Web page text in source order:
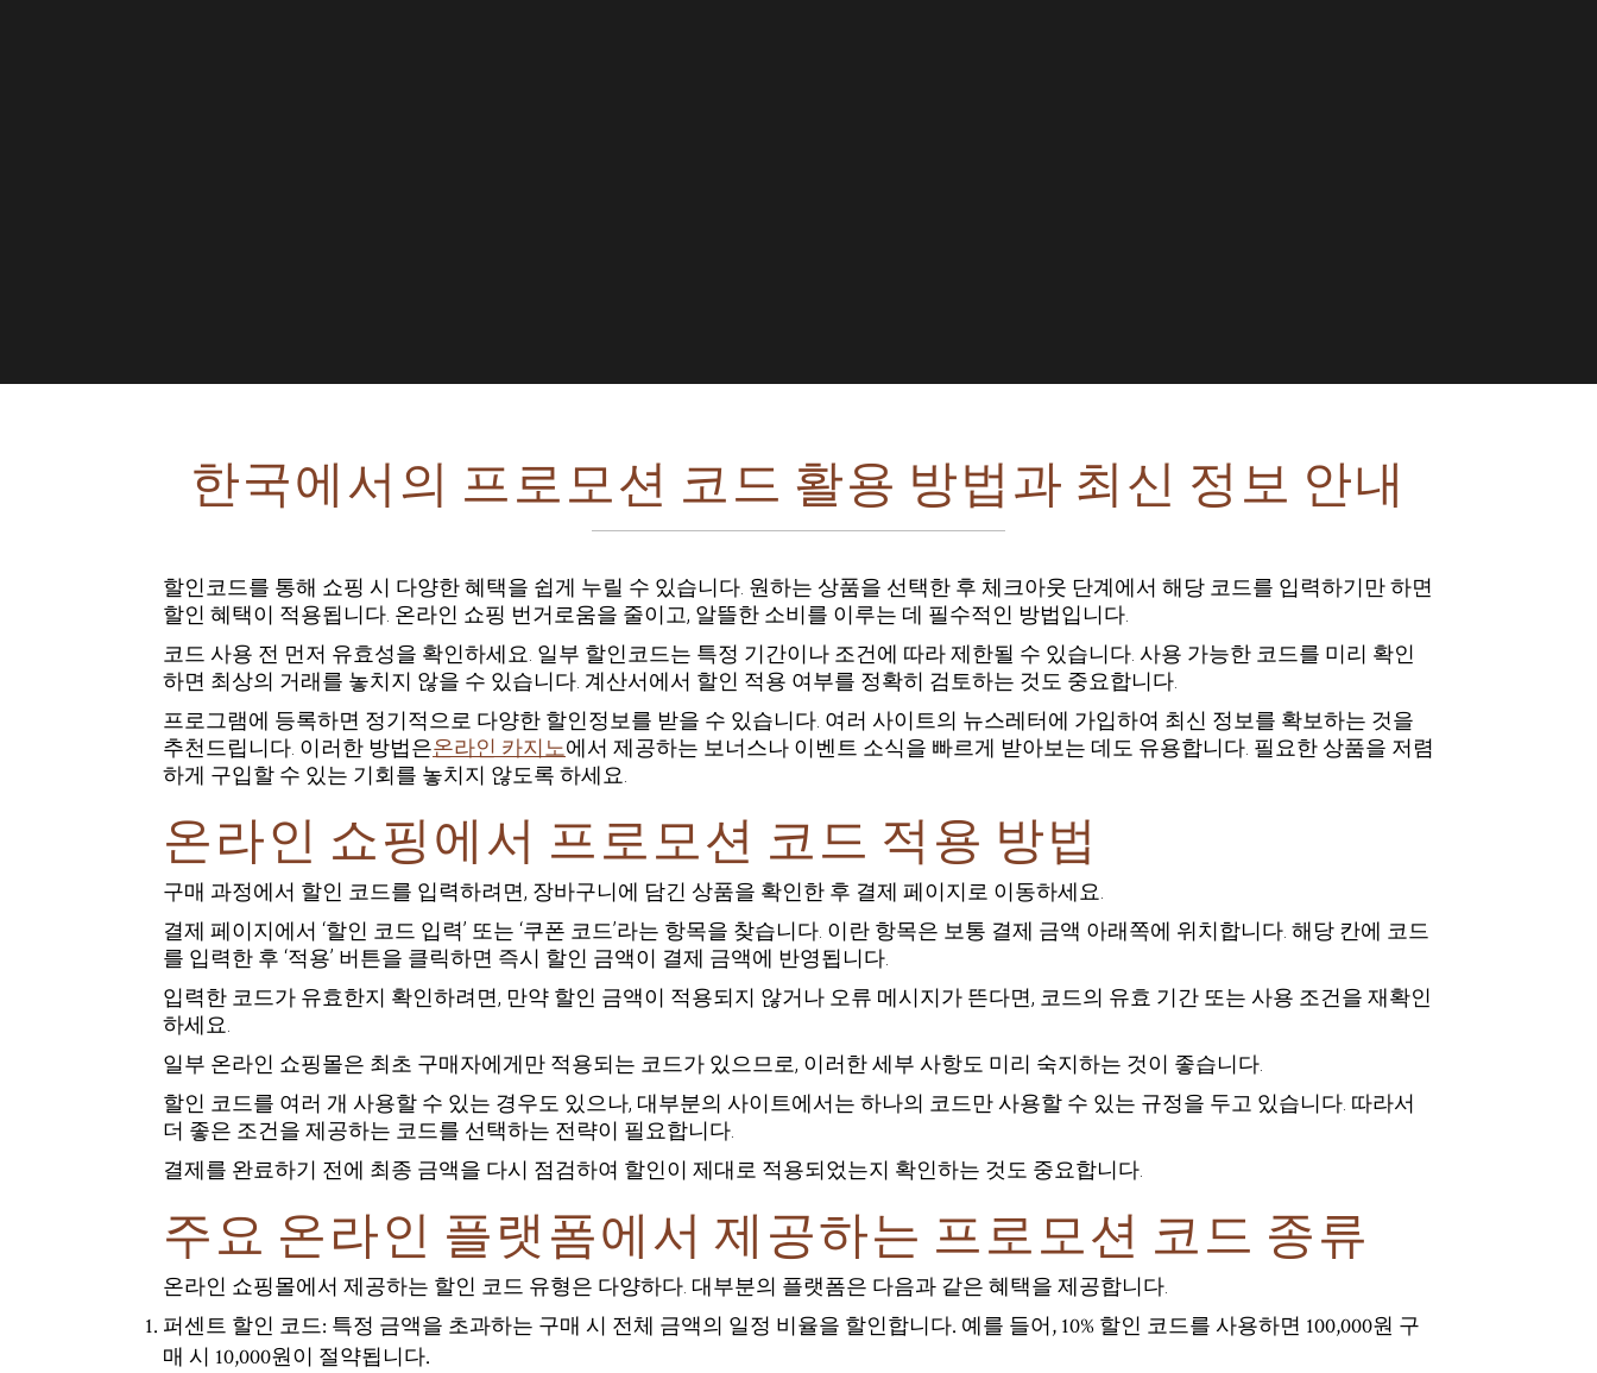
한국에서의 프로모션 코드 활용 방법과 최신 정보 안내
할인코드를 통해 쇼핑 시 다양한 혜택을 쉽게 누릴 수 있습니다. 원하는 상품을 선택한 후 체크아웃 단계에서 해당 코드를 입력하기만 하면
할인 혜택이 적용됩니다. 온라인 쇼핑 번거로움을 줄이고, 알뜰한 소비를 이루는 데 필수적인 방법입니다.
코드 사용 전 먼저 유효성을 확인하세요. 일부 할인코드는 특정 기간이나 조건에 따라 제한될 수 있습니다. 사용 가능한 코드를 미리 확인
하면 최상의 거래를 놓치지 않을 수 있습니다. 계산서에서 할인 적용 여부를 정확히 검토하는 것도 중요합니다.
프로그램에 등록하면 정기적으로 다양한 할인정보를 받을 수 있습니다. 여러 사이트의 뉴스레터에 가입하여 최신 정보를 확보하는 것을
추천드립니다. 이러한 방법은온라인 카지노에서 제공하는 보너스나 이벤트 소식을 빠르게 받아보는 데도 유용합니다. 필요한 상품을 저렴
하게 구입할 수 있는 기회를 놓치지 않도록 하세요.
온라인 쇼핑에서 프로모션 코드 적용 방법
구매 과정에서 할인 코드를 입력하려면, 장바구니에 담긴 상품을 확인한 후 결제 페이지로 이동하세요.
결제 페이지에서 ‘할인 코드 입력’ 또는 ‘쿠폰 코드’라는 항목을 찾습니다. 이란 항목은 보통 결제 금액 아래쪽에 위치합니다. 해당 칸에 코드
를 입력한 후 ‘적용’ 버튼을 클릭하면 즉시 할인 금액이 결제 금액에 반영됩니다.
입력한 코드가 유효한지 확인하려면, 만약 할인 금액이 적용되지 않거나 오류 메시지가 뜬다면, 코드의 유효 기간 또는 사용 조건을 재확인
하세요.
일부 온라인 쇼핑몰은 최초 구매자에게만 적용되는 코드가 있으므로, 이러한 세부 사항도 미리 숙지하는 것이 좋습니다.
할인 코드를 여러 개 사용할 수 있는 경우도 있으나, 대부분의 사이트에서는 하나의 코드만 사용할 수 있는 규정을 두고 있습니다. 따라서
더 좋은 조건을 제공하는 코드를 선택하는 전략이 필요합니다.
결제를 완료하기 전에 최종 금액을 다시 점검하여 할인이 제대로 적용되었는지 확인하는 것도 중요합니다.
주요 온라인 플랫폼에서 제공하는 프로모션 코드 종류
온라인 쇼핑몰에서 제공하는 할인 코드 유형은 다양하다. 대부분의 플랫폼은 다음과 같은 혜택을 제공합니다.
퍼센트 할인 코드: 특정 금액을 초과하는 구매 시 전체 금액의 일정 비율을 할인합니다. 예를 들어, 10% 할인 코드를 사용하면 100,000원 구
매 시 10,000원이 절약됩니다.